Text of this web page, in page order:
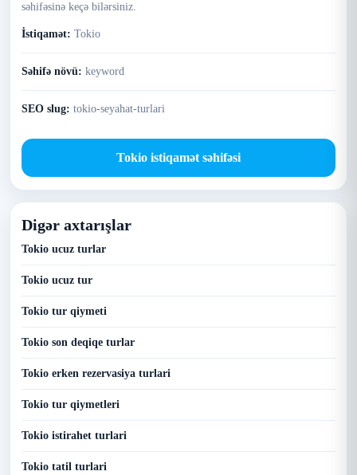
səhifəsinə keçə bilərsiniz.
İstiqamət: Tokio
Səhifə növü: keyword
SEO slug: tokio-seyahat-turlari
Tokio istiqamət səhifəsi
Digər axtarışlar
Tokio ucuz turlar
Tokio ucuz tur
Tokio tur qiymeti
Tokio son deqiqe turlar
Tokio erken rezervasiya turlari
Tokio tur qiymetleri
Tokio istirahet turlari
Tokio tatil turlari